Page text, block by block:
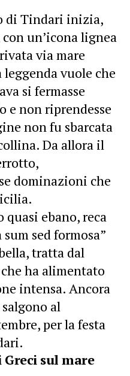
di Tindari inizia,
un’icona lignea
via mare
vuole che
si fermasse
e non riprendesse
non fu sbarcata
Da allora il
dominazioni che
quasi ebano, reca
sed formosa”
tratta dal
ha alimentato
intensa. Ancora
al
per la festa
sul mare